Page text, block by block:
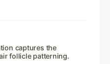
captures the
follicle patterning.